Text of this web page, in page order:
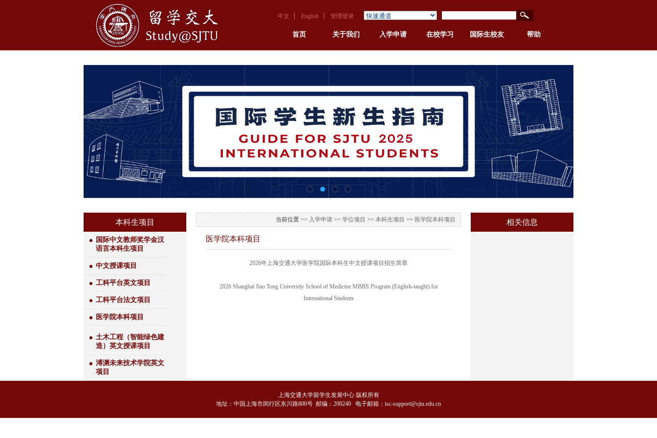
中文 English 管理登录
首页 关于我们 入学申请 在校学习 国际生校友 帮助
本科生项目
国际中文教师奖学金汉
语言本科生项目
中文授课项目
工科平台英文项目
工科平台法文项目
医学院本科项目
土木工程（智能绿色建
造）英文授课项目
溥渊未来技术学院英文
项目
当前位置 >> 入学申请 >> 学位项目 >> 本科生项目 >> 医学院本科项目
医学院本科项目
2026年上海交通大学医学院国际本科生中文授课项目招生简章
2026 Shanghai Jiao Tong University School of Medicine MBBS Program (English-taught) for
International Students
相关信息
上海交通大学留学生发展中心 版权所有
地址：中国上海市闵行区东川路800号 邮编：200240 电子邮箱：isc-support@sjtu.edu.cn